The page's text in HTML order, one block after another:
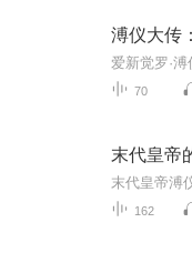
70
末代皇帝
162